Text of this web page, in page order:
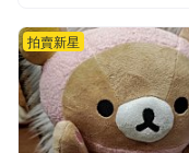
拍賣新星